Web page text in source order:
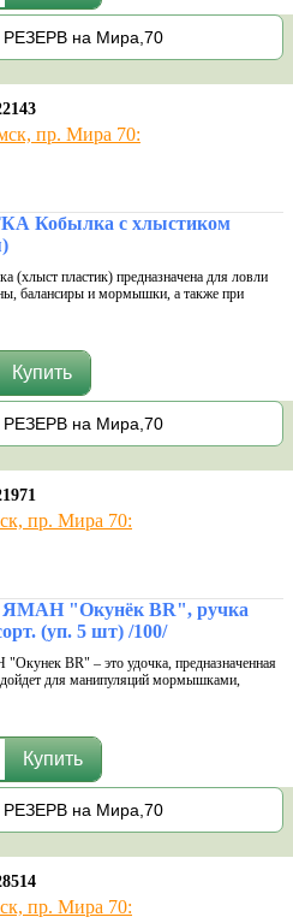
РЕЗЕРВ на Мира,70
пр. Мира 70:
Кобылка с хлыстиком
(хлыст пластик) предназначена для ловли
балансиры и мормышки, а также при
период. Преимущества зимней удочки
них нет никаких излишних элементов, то
РЕЗЕРВ на Мира,70
пр. Мира 70:
ЯМАН "Окунёк BR", ручка
(уп. 5 шт) /100/
BR" – это удочка, предназначенная
для манипуляций мормышками,
Предполагается оснащение кивком.
не боится мороза, не деформируется
РЕЗЕРВ на Мира,70
пр. Мира 70: